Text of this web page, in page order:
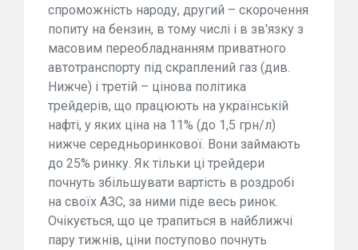
спроможність народу, другий – скорочення
попиту на бензин, в тому числі і в зв'язку з
масовим переобладнанням приватного
автотранспорту під скраплений газ (див.
Нижче) і третій – цінова політика
трейдерів, що працюють на українській
нафті, у яких ціна на 11% (до 1,5 грн/л)
нижче середньоринкової. Вони займають
до 25% ринку. Як тільки ці трейдери
почнуть збільшувати вартість в роздробі
на своїх АЗС, за ними піде весь ринок.
Очікується, що це трапиться в найближчі
пару тижнів, ціни поступово почнуть